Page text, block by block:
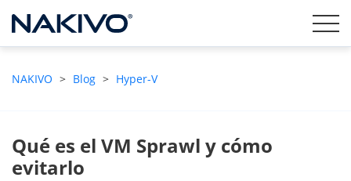
NAKIVO > Blog > Hyper-V
Qué es el VM Sprawl y cómo
evitarlo